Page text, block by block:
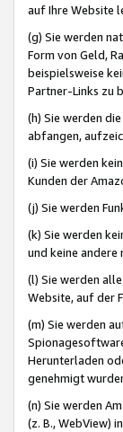
auf Ihre Website
(g) Sie werden
Form von Geld,
beispielsweise
Partner-Links zu
(h) Sie werden
abfangen,
(i) Sie werden
Kunden der
(j) Sie werden
(k) Sie werden
und keine
(l) Sie werden
Website, auf der
(m) Sie werden
Herunterladen
genehmigt
(n) Sie werden
(z. B., WebView)